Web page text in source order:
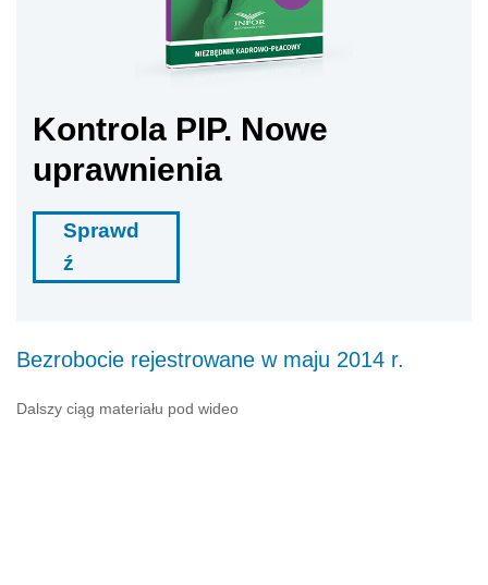
Kontrola PIP. Nowe
uprawnienia
Sprawd
ź
Bezrobocie rejestrowane w maju 2014 r.
Dalszy ciąg materiału pod wideo